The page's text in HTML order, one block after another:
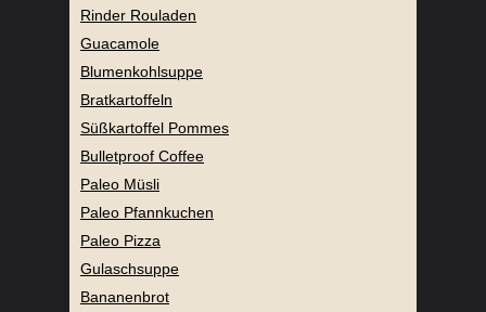
Rinder Rouladen
Guacamole
Blumenkohlsuppe
Bratkartoffeln
Süßkartoffel Pommes
Bulletproof Coffee
Paleo Müsli
Paleo Pfannkuchen
Paleo Pizza
Gulaschsuppe
Bananenbrot